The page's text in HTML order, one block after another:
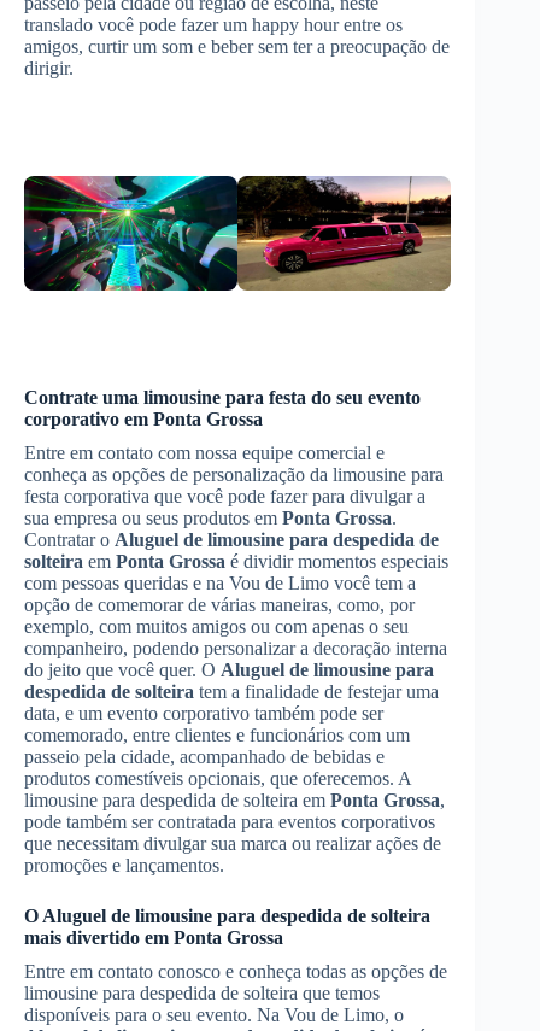
translado você pode fazer um happy hour entre os
amigos, curtir um som e beber sem ter a preocupação de
dirigir.
Contrate uma limousine para festa do seu evento
corporativo em Ponta Grossa
Entre em contato com nossa equipe comercial e
conheça as opções de personalização da limousine para
festa corporativa que você pode fazer para divulgar a
sua empresa ou seus produtos em Ponta Grossa.
Contratar o Aluguel de limousine para despedida de
solteira em Ponta Grossa é dividir momentos especiais
com pessoas queridas e na Vou de Limo você tem a
opção de comemorar de várias maneiras, como, por
exemplo, com muitos amigos ou com apenas o seu
companheiro, podendo personalizar a decoração interna
do jeito que você quer. O Aluguel de limousine para
despedida de solteira tem a finalidade de festejar uma
data, e um evento corporativo também pode ser
comemorado, entre clientes e funcionários com um
passeio pela cidade, acompanhado de bebidas e
produtos comestíveis opcionais, que oferecemos. A
limousine para despedida de solteira em Ponta Grossa,
pode também ser contratada para eventos corporativos
que necessitam divulgar sua marca ou realizar ações de
promoções e lançamentos.
O Aluguel de limousine para despedida de solteira
mais divertido em Ponta Grossa
Entre em contato conosco e conheça todas as opções de
limousine para despedida de solteira que temos
disponíveis para o seu evento. Na Vou de Limo, o